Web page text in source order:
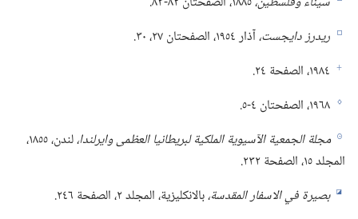
e ريدرز دايجست،‏آذار ١٩٥٤،‏ الصفحتان ٢٧،‏ ٣٠.‏
f
g
h مجلة الجمعية الآسيوية الملكية لبريطانيا العظمى وايرلندا،‏
لندن،‏ ١٨٥٥،‏
المجلد ١٥،‏ الصفحة ٢٣٢.‏
i بصيرة في الاسفار المقدسة،‏بالانكليزية،‏ المجلد ٢،‏ الصفحة ٢٤٦.‏